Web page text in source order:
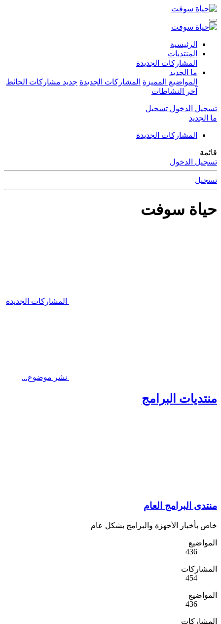
الرئيسية
المنتديات
المشاركات الجديدة
ما الجديد
المواضيع المميزة المشاركات الجديدة جديد مشاركات الحائط
آخر النشاطات
تسجيل الدخول تسجيل
ما الجديد
المشاركات الجديدة
قائمة
تسجيل الدخول
تسجيل
حياة سوفت
المشاركات الجديدة
نشر موضوع...
منتديات البرامج
منتدى البرامج العام
خاص بأخبار الأجهزة والبرامج بشكل عام
المواضيع
436
المشاركات
454
المواضيع
436
المشاركات